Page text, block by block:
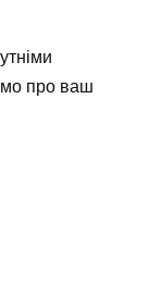
про ваш